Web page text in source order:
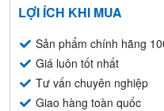
LỢI ÍCH KHI MUA
Sản phẩm chính hãng
Giá luôn tốt nhất
Tư vấn chuyên nghiệp
Giao hàng toàn quốc